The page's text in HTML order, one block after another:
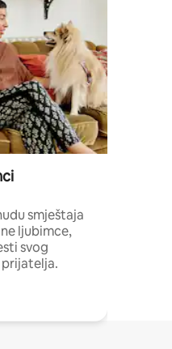
smještaja
ljubimce,
svog